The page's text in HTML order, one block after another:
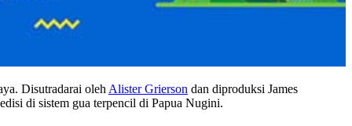
Disutradarai oleh Alister Grierson dan diproduksi James
di sistem gua terpencil di Papua Nugini.